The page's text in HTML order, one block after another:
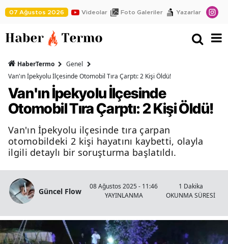
07 Ağustos 2026 Videolar Foto Galeriler Yazarlar
HaberTermo
Genel
Van'ın İpekyolu İlçesinde Otomobil Tıra Çarptı: 2 Kişi Öldü!
Van'ın İpekyolu İlçesinde
Otomobil Tıra Çarptı: 2 Kişi Öldü!
Van'ın İpekyolu ilçesinde tıra çarpan
otomobildeki 2 kişi hayatını kaybetti, olayla
ilgili detaylı bir soruşturma başlatıldı.
Güncel Flow
08 Ağustos 2025 - 11:46
YAYINLANMA
1 Dakika
OKUNMA SÜRESİ